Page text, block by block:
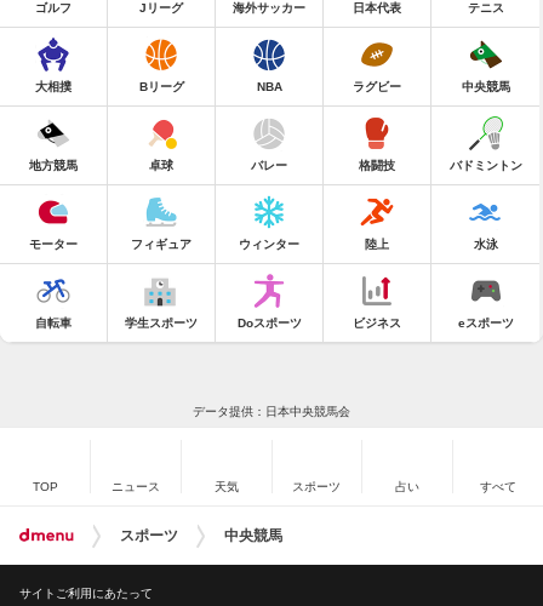
ゴルフ Jリーグ 海外サッカー 日本代表 テニス
大相撲 Bリーグ NBA ラグビー 中央競馬
地方競馬 卓球 バレー 格闘技 バドミントン
モーター フィギュア ウィンター 陸上 水泳
自転車 学生スポーツ Doスポーツ ビジネス eスポーツ
データ提供：日本中央競馬会
TOP ニュース 天気 スポーツ 占い すべて
スポーツ 中央競馬
サイトご利用にあたって